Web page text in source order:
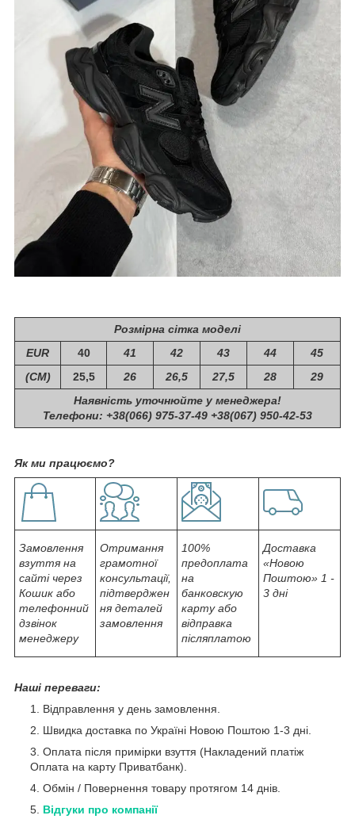
Розмірна сітка моделі
EUR
40 41 42 43 44
45
(СМ)
25,5 26 26,5 27,5 28
29
Наявність уточнюйте у менеджера!
Телефони: +38(066) 975-37-49 +38(067) 950-42-53
Як ми працюємо?
Замовлення
взуття на
сайті через
Кошик або
телефонний
дзвінок
менеджеру
Отримання
грамотної
консультації,
підтверджен
ня деталей
замовлення
100%
предоплата
на
банковскую
карту або
відправка
післяплатою
Доставка
«Новою
Поштою» 1 -
3 дні
Наші переваги:
Відправлення у день замовлення.
Швидка доставка по Україні Новою Поштою 1-3 дні.
Оплата після примірки взуття (Накладений платіж
Оплата на карту Приватбанк).
Обмін / Повернення товару протягом 14 днів.
Відгуки про компанії